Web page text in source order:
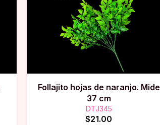
Follajito hojas de naranjo. Mide
37 cm
DTJ345
$21.00